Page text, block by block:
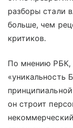
разборы стали
больше, чем
критиков.
По мнению РБК,
«уникальность
он строит